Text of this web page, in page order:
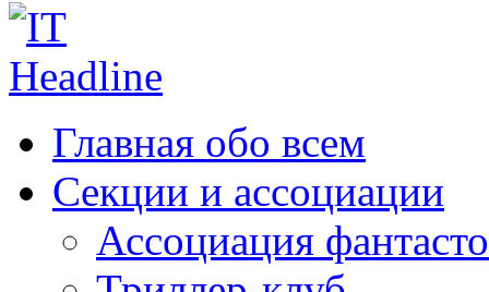
Главная обо всем
Секции и ассоциации
Ассоциация